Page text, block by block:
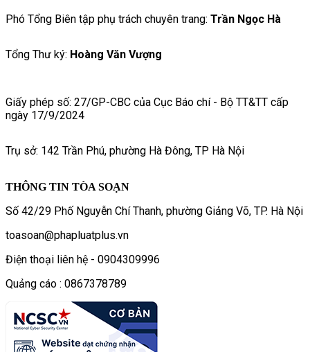
Phó Tổng Biên tập phụ trách chuyên trang: Trần Ngọc Hà
Tổng Thư ký: Hoàng Văn Vượng
Giấy phép số: 27/GP-CBC của Cục Báo chí - Bộ TT&TT cấp
ngày 17/9/2024
Trụ sở: 142 Trần Phú, phường Hà Đông, TP Hà Nội
THÔNG TIN TÒA SOẠN
Số 42/29 Phố Nguyễn Chí Thanh, phường Giảng Võ, TP. Hà Nội
toasoan@phapluatplus.vn
Điện thoại liên hệ - 0904309996
Quảng cáo : 0867378789